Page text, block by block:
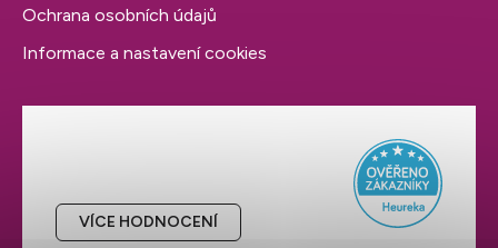
VÍCE HODNOCENÍ
Ochrana osobních údajů
Informace a nastavení cookies